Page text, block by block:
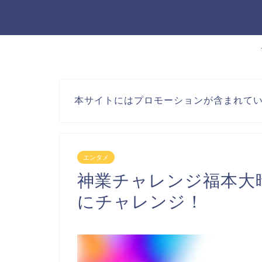
本サイトにはプロモーションが含まれて
エンタメ
神業チャレンジ福本
にチャレンジ！